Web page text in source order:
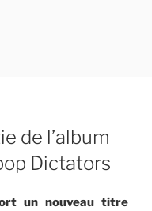
de l’album
Dictators
un nouveau titre